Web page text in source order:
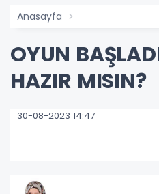
Anasayfa
OYUN
HAZIR MISIN?
30-08-2023 14:47